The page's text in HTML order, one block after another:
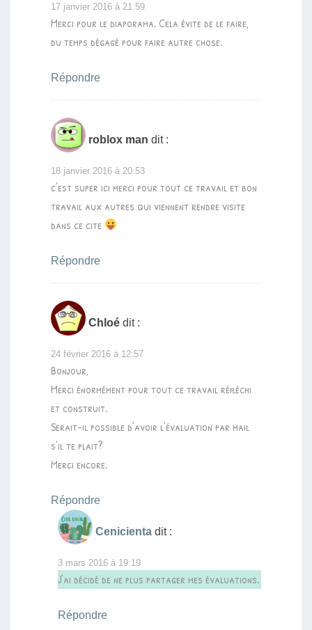
17 janvier 2016 à 21:59
Merci pour le diaporama. Cela évite de le faire,
du temps dégagé pour faire autre chose.
Répondre
roblox man dit :
18 janvier 2016 à 20:53
c’est super ici merci pour tout ce travail et bon
travail aux autres qui viennent rendre visite
dans ce cite
Répondre
Chloé dit :
24 février 2016 à 12:57
Bonjour,
Merci énormément pour tout ce travail réfléchi
et construit.
Serait-il possible d’avoir l’évaluation par mail
s’il te plait?
Merci encore.
Répondre
Cenicienta dit :
3 mars 2016 à 19:19
J’ai décidé de ne plus partager mes évaluations.
Répondre